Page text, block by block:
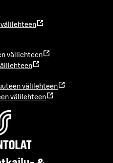
välilehteen
välilehteen
välilehteen